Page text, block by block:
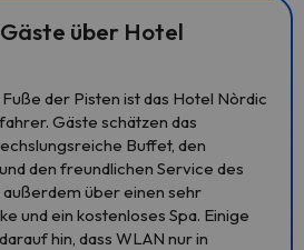
über Hotel
der Pisten ist das Hotel Nòrdic
Gäste schätzen das
Buffet, den
den freundlichen Service des
über einen sehr
und ein kostenloses Spa. Einige
hin, dass WLAN nur in